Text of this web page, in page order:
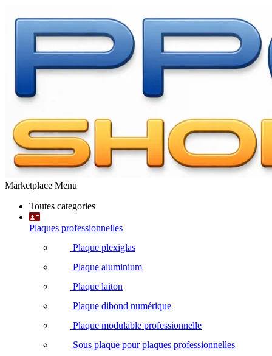
Marketplace Menu
Toutes categories
Plaques professionnelles
Plaque plexiglas
Plaque aluminium
Plaque laiton
Plaque dibond numérique
Plaque modulable professionnelle
Sous plaque pour plaques professionnelles